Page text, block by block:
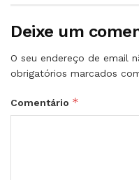
Deixe um
O seu endereço de email
obrigatórios marcados
Comentário *